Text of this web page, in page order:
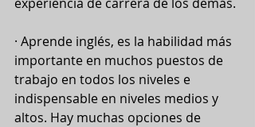
· Aprende inglés, es la habilidad más
importante en muchos puestos de
trabajo en todos los niveles e
indispensable en niveles medios y
altos. Hay muchas opciones de